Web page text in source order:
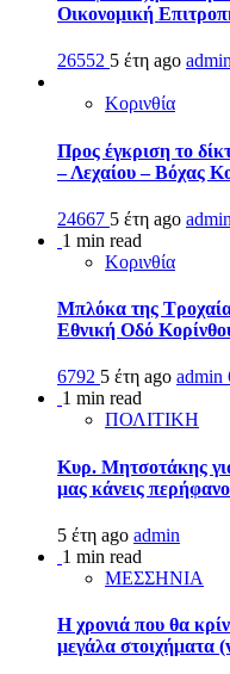
Οικονομική
26552 5 έτη ago admin
Κορινθία
Προς έγκριση το
– Λεχαίου – Βόχας
24667 5 έτη ago admin
1 min read
Κορινθία
Μπλόκα της
Εθνική Οδό
6792 5 έτη ago admin
1 min read
ΠΟΛΙΤΙΚΗ
Κυρ. Μητσοτάκης
μας κάνεις
5 έτη ago admin
1 min read
ΜΕΣΣΗΝΙΑ
Η χρονιά που θα
μεγάλα στοιχήματα